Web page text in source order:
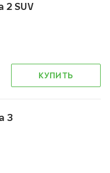
2 SUV
КУПИТЬ
3